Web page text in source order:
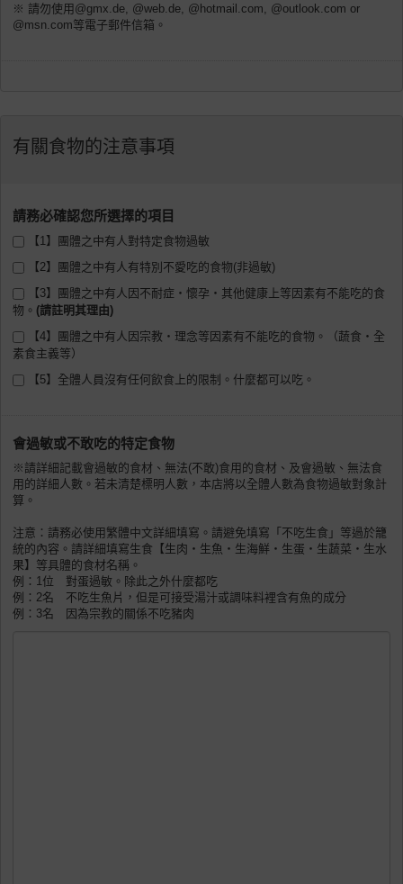
※ 請勿使用@gmx.de, @web.de, @hotmail.com, @outlook.com or
@msn.com等電子郵件信箱。
有關食物的注意事項
請務必確認您所選擇的項目
【1】團體之中有人對特定食物過敏
【2】團體之中有人有特別不愛吃的食物(非過敏)
【3】團體之中有人因不耐症・懷孕・其他健康上等因素有不能吃的食
物。
【4】團體之中有人因宗教・理念等因素有不能吃的食物。（蔬食・全
素食主義等）
【5】全體人員沒有任何飲食上的限制。什麼都可以吃。
會過敏或不敢吃的特定食物
※請詳細記載會過敏的食材、無法(不敢)食用的食材、及會過敏、無法食
用的詳細人數。若未清楚標明人數，本店將以全體人數為食物過敏對象計
算。
注意：請務必使用繁體中文詳細填寫。請避免填寫「不吃生食」等過於籠
統的內容。請詳細填寫生食【生肉・生魚・生海鮮・生蛋・生蔬菜・生水
果】等具體的食材名稱。
例：1位 對蛋過敏。除此之外什麼都吃
例：2名 不吃生魚片，但是可接受湯汁或調味料裡含有魚的成分
例：3名 因為宗教的關係不吃豬肉